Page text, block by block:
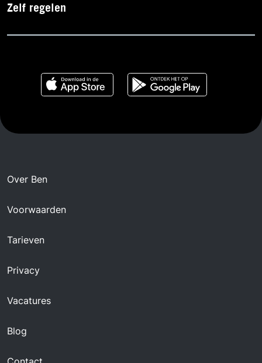
Zelf regelen
Over Ben
Voorwaarden
Tarieven
Privacy
Vacatures
Blog